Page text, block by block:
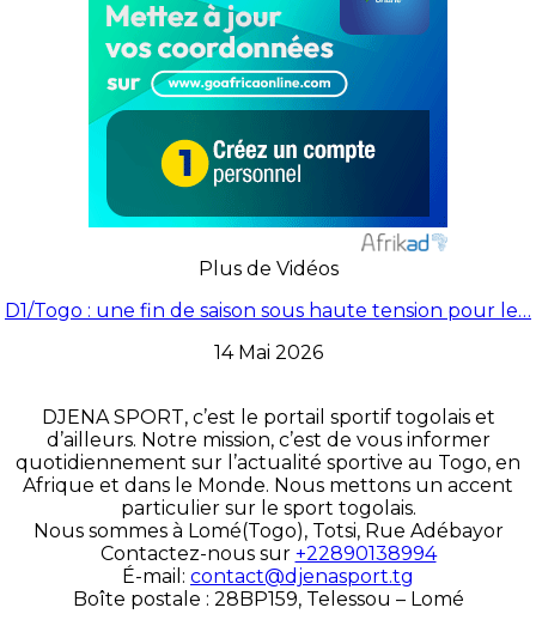
Plus de Vidéos
D1/Togo : une fin de saison sous haute tension pour le…
14 Mai 2026
DJENA SPORT, c’est le portail sportif togolais et
d’ailleurs. Notre mission, c’est de vous informer
quotidiennement sur l’actualité sportive au Togo, en
Afrique et dans le Monde. Nous mettons un accent
particulier sur le sport togolais.
Nous sommes à Lomé(Togo), Totsi, Rue Adébayor
Contactez-nous sur +22890138994
É-mail: contact@djenasport.tg
Boîte postale : 28BP159, Telessou – Lomé